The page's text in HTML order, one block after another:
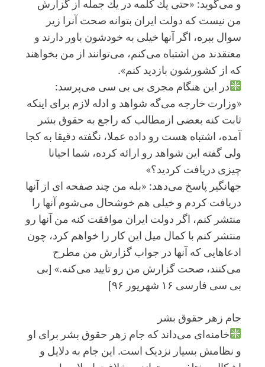
و می‌گوید: «حتی یك كلمه در یك جمله از گزارش
من نیست كه دولت ایران بتوانه صحت آنرا زیر
سوال ببره، اگر آنها خیلی به خودشون باور دارند و
معتقدند من اشتباه می‌كنم، می‌توانند از من بخواهند
كه از كشورشون بازدید كنم».
در این هنگام مجری بی بی سی می‌پرسد:
«وزارت خارجه می‌گه شواهد و ادله لازم برای اینكه
ثابت كنه بعضی ازمطالب كه راجع به حقوق بشر
آمده، اشتباه هست رو داده عملا، نگفته دقیقا به كجا
ولی گفته این شواهد رو ارائه كرده، شما احیانا
چیزی دریافت كردید؟»
جهانگیر پاسخ می‌دهد: «بله من چند صفحه ای از آنها
دریافت كردم و خیلی هم خوشحال می‌شوم آنها را
منتشر كنم، اگر دولت ایران موافقت كنه من آنها رو
منتشر كنم با كمال میل این كار را خواهم كرد، چون
ادعاهایی كه آنها در جواب گزارش من مطرح
می‌كنند، صحت گزارش من رو تایید می‌كنه.» [بی
بی سی فارسی ۱۶ شهریور ۹۶]
جام زهر حقوق بشر
خامنه‌ای می‌داند که جام زهر حقوق بشر برای او
و نظامش بسیار نزدیک است. این جام به دلایل و